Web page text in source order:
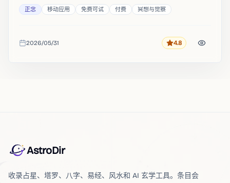
正念 移动应用 免费可试 付费 冥想与觉察
收录时间
2026/05/31 评分4.8
AstroDir
收录占星、塔罗、八字、易经、风水和 AI 玄学工具。条目会